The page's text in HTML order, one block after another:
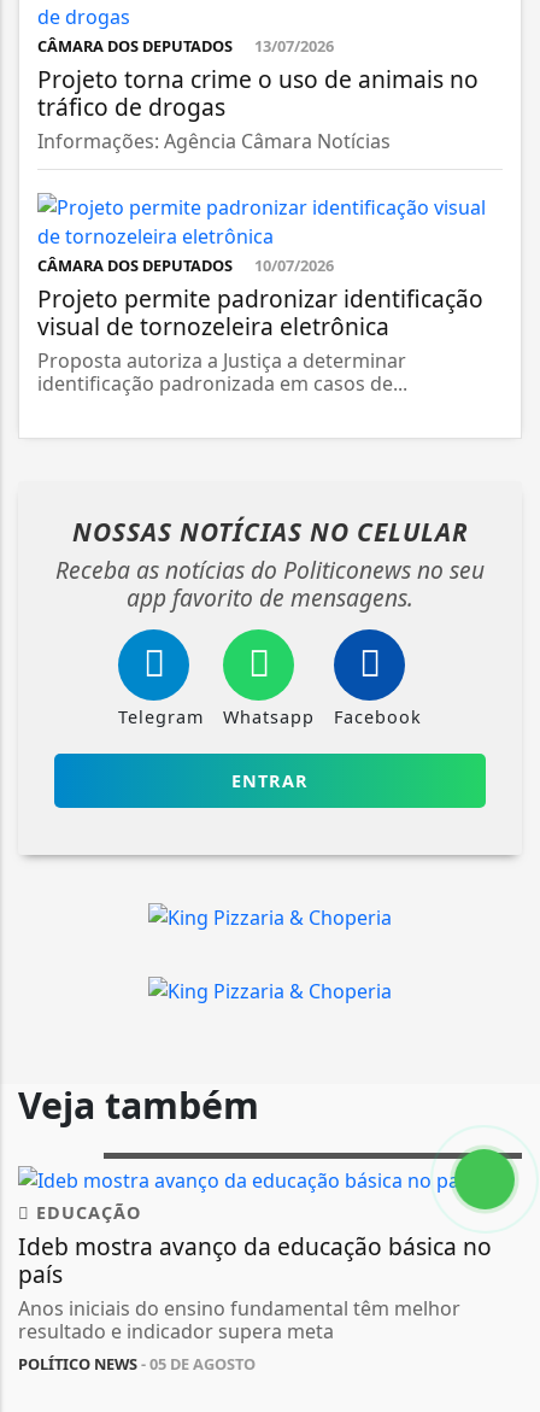
CÂMARA DOS DEPUTADOS 13/07/2026
Projeto torna crime o uso de animais no
tráfico de drogas
Informações: Agência Câmara Notícias
CÂMARA DOS DEPUTADOS 10/07/2026
Projeto permite padronizar identificação
visual de tornozeleira eletrônica
Proposta autoriza a Justiça a determinar
identificação padronizada em casos de...
NOSSAS NOTÍCIAS NO CELULAR
Receba as notícias do Politiconews no seu
app favorito de mensagens.
Telegram Whatsapp Facebook
ENTRAR
Veja também
EDUCAÇÃO
Ideb mostra avanço da educação básica no
país
Anos iniciais do ensino fundamental têm melhor
resultado e indicador supera meta
POLÍTICO NEWS- 05 DE AGOSTO